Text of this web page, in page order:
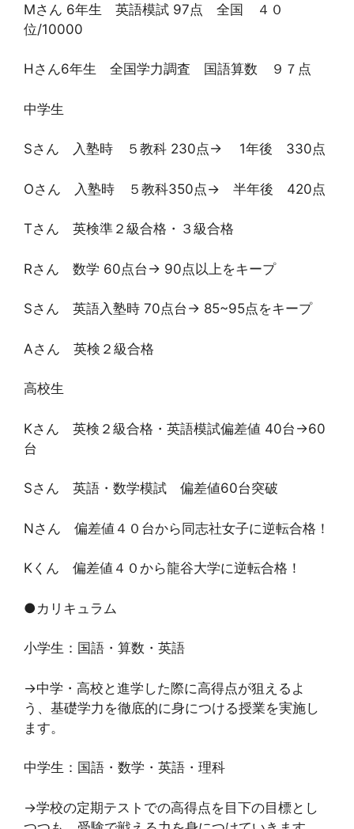
Mさん 6年生 英語模試 97点 全国 ４０
位/10000
Hさん6年生 全国学力調査 国語算数 ９７点
中学生
Sさん 入塾時 ５教科 230点→ 1年後 330点
Oさん 入塾時 ５教科350点→ 半年後 420点
Tさん 英検準２級合格・３級合格
Rさん 数学 60点台→ 90点以上をキープ
Sさん 英語入塾時 70点台→ 85~95点をキープ
Aさん 英検２級合格
高校生
Kさん 英検２級合格・英語模試偏差値 40台→60
台
Sさん 英語・数学模試 偏差値60台突破
Nさん 偏差値４０台から同志社女子に逆転合格！
Kくん 偏差値４０から龍谷大学に逆転合格！
●カリキュラム
小学生：国語・算数・英語
→中学・高校と進学した際に高得点が狙えるよ
う、基礎学力を徹底的に身につける授業を実施し
ます。
中学生：国語・数学・英語・理科
→学校の定期テストでの高得点を目下の目標とし